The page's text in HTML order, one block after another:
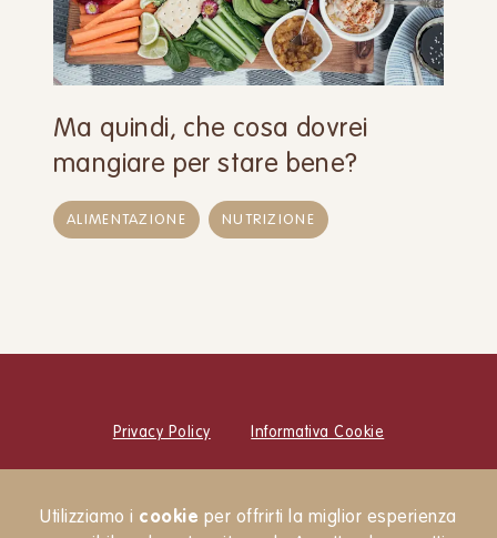
Utilizziamo i cookie per offrirti la miglior esperienza
Ma quindi, che cosa dovrei
mangiare per stare bene?
ALIMENTAZIONE NUTRIZIONE
Privacy Policy Informativa Cookie
Newsletter